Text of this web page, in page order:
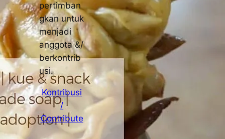
pertimban
gkan untuk
menjadi
anggota &/
berkontrib
usi.
Kontribusi
/
Contribute